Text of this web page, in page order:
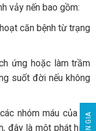
vảy nến bao gồm:
căn bệnh từ trạng
ứng hoặc làm trầm
suốt đời nếu không
nhóm máu của cá
đây là một phát hiện